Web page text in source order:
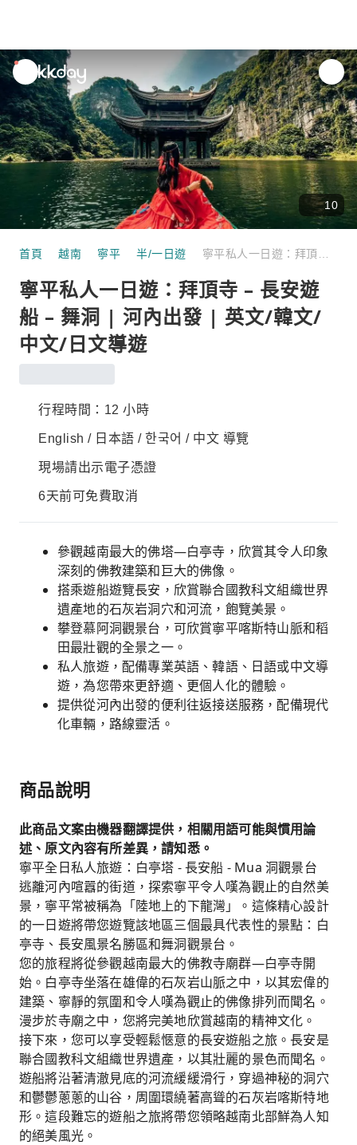
unread
notifications
10
首頁 越南 寧平 半/一日遊
寧平私人一日遊：拜頂寺 – 長安遊
船 – 舞洞 | 河內出發 | 英文/韓文/
中文/日文導遊
行程時間：12 小時
English / 日本語 / 한국어 / 中文 導覽
現場請出示電子憑證
6天前可免費取消
參觀越南最大的佛塔—白亭寺，欣賞其令人印象
深刻的佛教建築和巨大的佛像。
搭乘遊船遊覽長安，欣賞聯合國教科文組織世界
遺產地的石灰岩洞穴和河流，飽覽美景。
攀登慕阿洞觀景台，可欣賞寧平喀斯特山脈和稻
田最壯觀的全景之一。
私人旅遊，配備專業英語、韓語、日語或中文導
遊，為您帶來更舒適、更個人化的體驗。
提供從河內出發的便利往返接送服務，配備現代
化車輛，路線靈活。
商品說明
此商品文案由機器翻譯提供，相關用語可能與慣用論
述、原文內容有所差異，請知悉。
寧平全日私人旅遊：白亭塔 - 長安船 - Mua 洞觀景台
逃離河內喧囂的街道，探索寧平令人嘆為觀止的自然美
景，寧平常被稱為「陸地上的下龍灣」。這條精心設計
的一日遊將帶您遊覽該地區三個最具代表性的景點：白
亭寺、長安風景名勝區和舞洞觀景台。
您的旅程將從參觀越南最大的佛教寺廟群—白亭寺開
始。白亭寺坐落在雄偉的石灰岩山脈之中，以其宏偉的
建築、寧靜的氛圍和令人嘆為觀止的佛像排列而聞名。
漫步於寺廟之中，您將完美地欣賞越南的精神文化。
接下來，您可以享受輕鬆愜意的長安遊船之旅。長安是
聯合國教科文組織世界遺產，以其壯麗的景色而聞名。
遊船將沿著清澈見底的河流緩緩滑行，穿過神秘的洞穴
和鬱鬱蔥蔥的山谷，周圍環繞著高聳的石灰岩喀斯特地
形。這段難忘的遊船之旅將帶您領略越南北部鮮為人知
的絕美風光。